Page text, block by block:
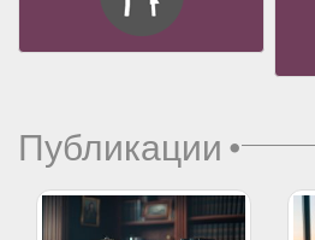
Публикации•